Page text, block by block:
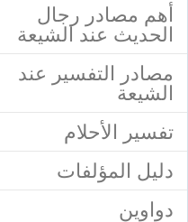
أهم مصادر رجال
الحديث عند الشيعة
مصادر التفسير عند
الشيعة
تفسير الأحلام
دليل المؤلفات
دواوين